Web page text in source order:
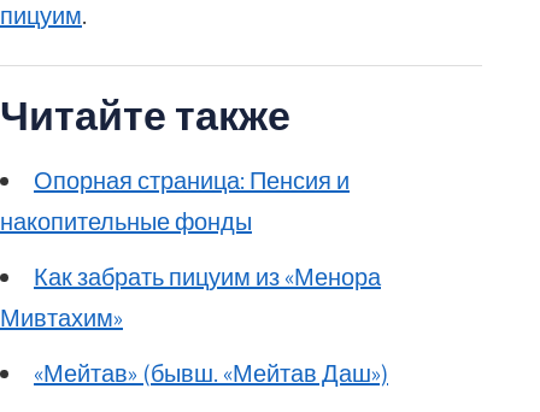
пицуим.
Читайте также
Опорная страница: Пенсия и
накопительные фонды
Как забрать пицуим из «Менора
Мивтахим»
«Мейтав» (бывш. «Мейтав Даш»)